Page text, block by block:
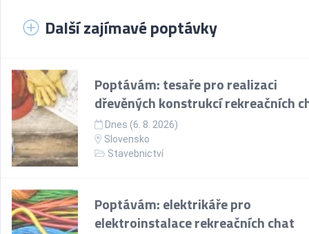
Další zajímavé poptávky
Poptávám: tesaře pro realizaci
dřevěných konstrukcí rekreačních
Dnes (6. 8. 2026)
Slovensko
Stavebnictví
Poptávám: elektrikáře pro
elektroinstalace rekreačních chat